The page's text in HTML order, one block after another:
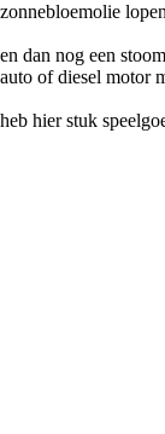
zonnebloemolie lopen
en dan nog een
auto of diesel motor
heb hier stuk